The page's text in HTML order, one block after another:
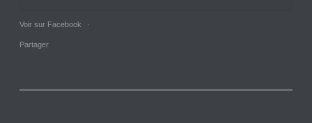
Voir sur Facebook ·
Partager